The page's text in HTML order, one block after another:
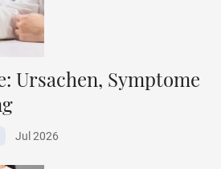
Ursachen, Symptome
Jul 2026